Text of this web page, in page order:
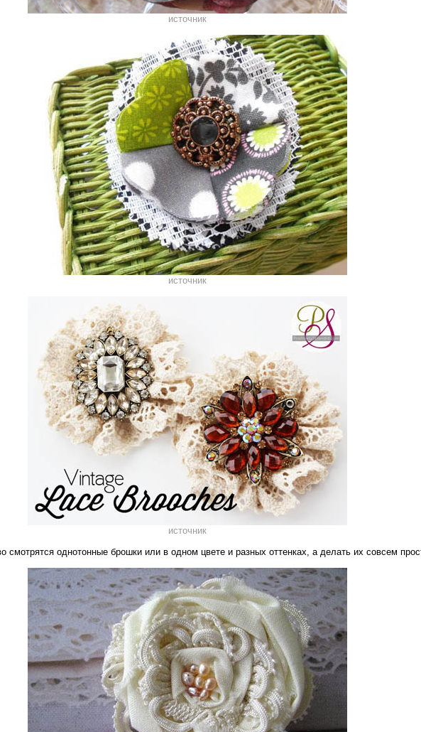
источник
источник
источник
смотрятся однотонные брошки или в одном цвете и разных оттенках, а делать их совсем